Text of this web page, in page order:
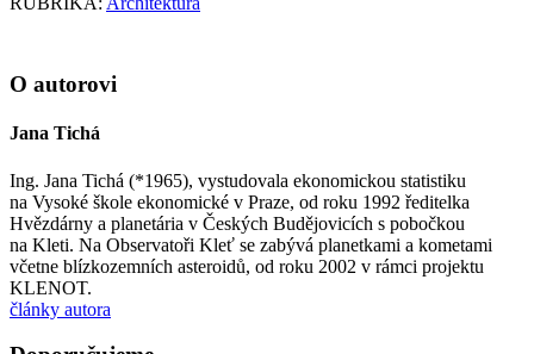
O autorovi
Jana Tichá
Ing. Jana Tichá (*1965), vystudovala ekonomickou statistiku
na Vysoké škole ekonomické v Praze, od roku 1992 ředitelka
Hvězdárny a planetária v Českých Budějovicích s pobočkou
na Kleti. Na Observatoři Kleť se zabývá planetkami a kometami
včetne blízkozemních asteroidů, od roku 2002 v rámci projektu
KLENOT.
články autora